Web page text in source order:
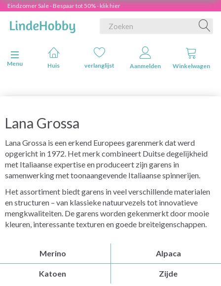
Eindzomer Sale - Bespaar tot 50% - klik hier
Navigatie in-/uitschakelen
Menu
Huis verlanglijst Aanmelden Winkelwagen
Lana Grossa
Lana Grossa is een erkend Europees garenmerk dat werd
opgericht in 1972. Het merk combineert Duitse degelijkheid
met Italiaanse expertise en produceert zijn garens in
samenwerking met toonaangevende Italiaanse spinnerijen.
Het assortiment biedt garens in veel verschillende materialen
en structuren – van klassieke natuurvezels tot innovatieve
mengkwaliteiten. De garens worden gekenmerkt door mooie
kleuren, interessante texturen en goede breiteigenschappen.
Merino Alpaca
Katoen Zijde